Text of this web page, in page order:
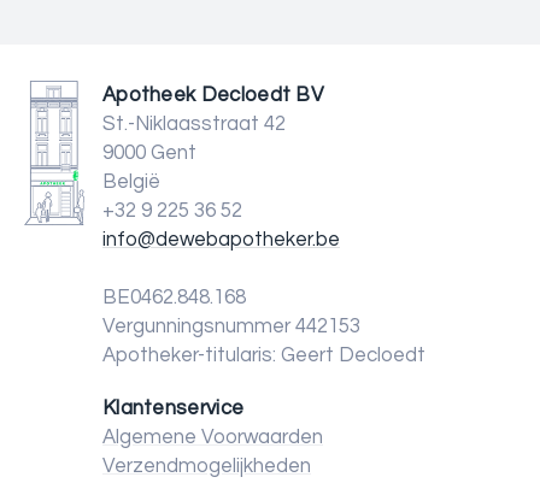
Apotheek Decloedt BV
St.-Niklaasstraat 42
9000 Gent
België
+32 9 225 36 52
info@dewebapotheker.be
BE0462.848.168
Vergunningsnummer 442153
Apotheker-titularis: Geert Decloedt
Klantenservice
Algemene Voorwaarden
Verzendmogelijkheden